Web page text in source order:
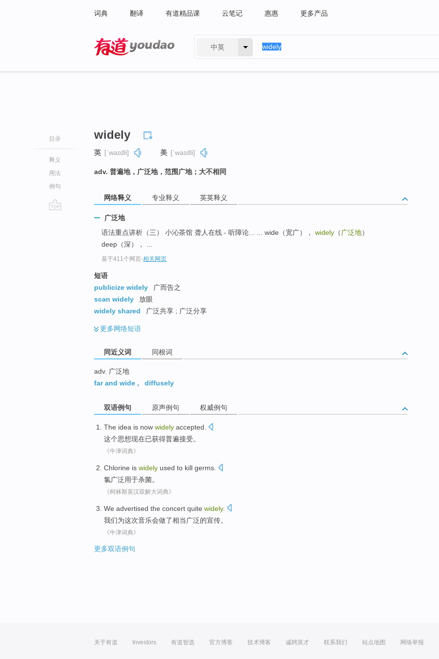
词典 翻译 有道精品课 云笔记 惠惠 更多产品
中英
目录
释义
用法
例句
widely
英 [ˈwaɪdli] 美 [ˈwaɪdli]
adv. 普遍地，广泛地，范围广地；大不相同
网络释义 专业释义 英英释义
广泛地
语法重点讲析（三） 小沁茶馆 聋人在线 - 听障论... ... wide（宽广）， widely （ 广泛地）
deep（深）， ...
基于411个网页-相关网页
短语
publicize widely
广而告之
scan widely
放眼
widely shared
广泛共享 ; 广泛分享
更多网络短语
同近义词 同根词
adv. 广泛地
far and wide , diffusely
双语例句 原声例句 权威例句
The idea is now widely accepted
这个思想现在已获得普遍接受。
《牛津词典》
Chlorine is widely used to kill germs
氯广泛 用于杀菌。
《柯林斯英汉双解大词典》
We advertised the concert quite widely.
我们为这次音乐会做了相当 广泛的宣传。
《牛津词典》
更多双语例句
关于有道 Investors 有道智选 官方博客 技术博客 诚聘英才 联系我们 站点地图 网络举报